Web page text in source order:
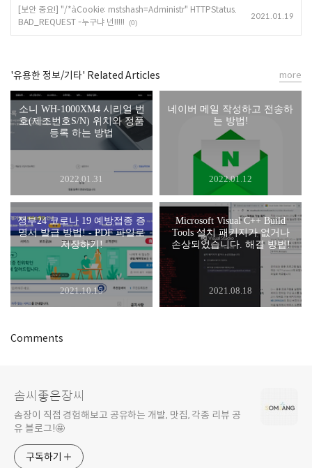
[보안 중요!] "/*àCookie: mstshash=Administr" HTTPStatus.
BAD_REQUEST -누구냐 넌!!!!!
(0)
2021.01.19
'유용한 정보/기타' Related Articles
소니 WH-1000XM4 시리얼 번
호(제조번호S/N) 위치와 정품
등록 하는 방법
2022.01.31
네이버 메일 작성하고 전송하
는 방법!
2022.01.12
정부24 코로나 19 예방접종 증
명서 발급 방법! - PDF 파일로
저장하기!
2021.10.15
Microsoft Visual C++ Build
Tools 설치 패키지가 없거나
손상되었습니다. 해결 방법!
2021.08.18
more
Comments
솜씨좋은장씨
솜장이 직접 경험해보고 공유하는 개발, 맛집, 각종 리뷰 공
유 블로그!🤩
구독하기